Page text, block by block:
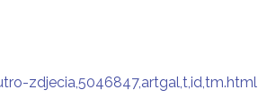
zdjecia,5046847,artgal,t,id,tm.html